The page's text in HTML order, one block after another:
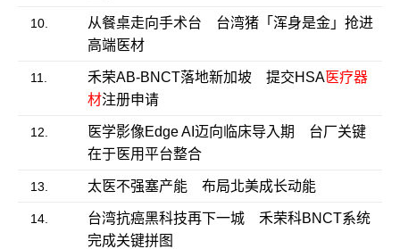
10.
从餐桌走向手术台 台湾猪「浑身是金」抢进
高端医材
11. 禾荣AB-BNCT落地新加坡 提交HSA医疗器
材注册申请
12.
医学影像Edge AI迈向临床导入期 台厂关键
在于医用平台整合
13. 太医不强塞产能 布局北美成长动能
14.
台湾抗癌黑科技再下一城 禾荣科BNCT系统
完成关键拼图